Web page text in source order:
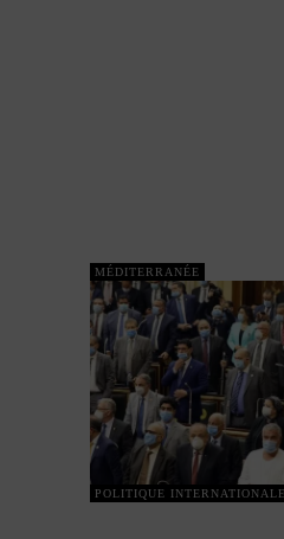
MÉDITERRANÉE
POLITIQUE INTERNATIONALE